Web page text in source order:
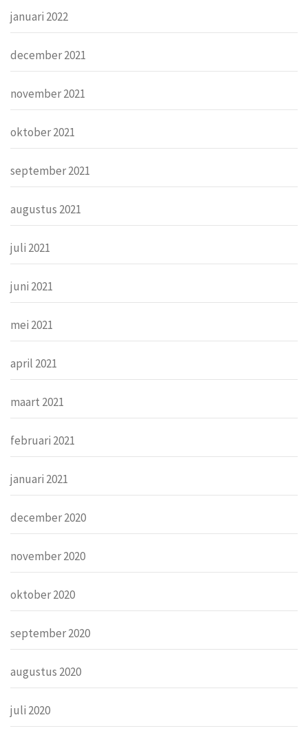
januari 2022
december 2021
november 2021
oktober 2021
september 2021
augustus 2021
juli 2021
juni 2021
mei 2021
april 2021
maart 2021
februari 2021
januari 2021
december 2020
november 2020
oktober 2020
september 2020
augustus 2020
juli 2020